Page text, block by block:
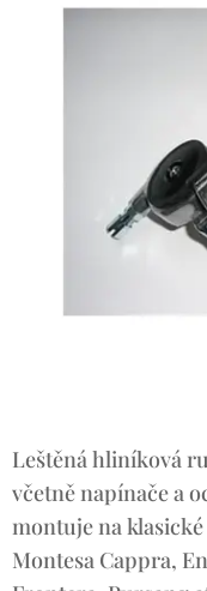
Leštěná hliníková
včetně napínače a
montuje na
Montesa Cappra,